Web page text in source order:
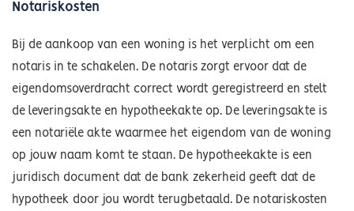
Notariskosten
Bij de aankoop van een woning is het verplicht om een
notaris in te schakelen. De notaris zorgt ervoor dat de
eigendomsoverdracht correct wordt geregistreerd en stelt
de leveringsakte en hypotheekakte op. De leveringsakte is
een notariële akte waarmee het eigendom van de woning
op jouw naam komt te staan. De hypotheekakte is een
juridisch document dat de bank zekerheid geeft dat de
hypotheek door jou wordt terugbetaald. De notariskosten